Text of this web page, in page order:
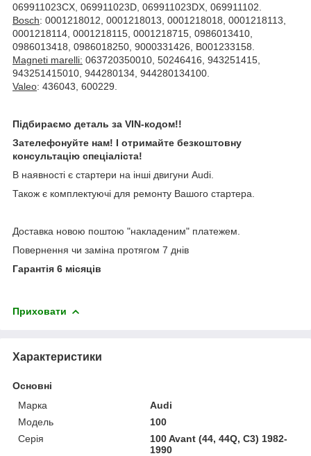
069911023CX, 069911023D, 069911023DX, 069911102.
Bosch: 0001218012, 0001218013, 0001218018, 0001218113,
0001218114, 0001218115, 0001218715, 0986013410,
0986013418, 0986018250, 9000331426, B001233158.
Magneti marelli: 063720350010, 50246416, 943251415,
943251415010, 944280134, 944280134100.
Valeo: 436043, 600229.
Підбираємо деталь за VIN-кодом!!
Зателефонуйте нам! І отримайте безкоштовну
консультацію спеціаліста!
В наявності є стартери на інші двигуни Audi.
Також є комплектуючі для ремонту Вашого стартера.
Доставка новою поштою "накладеним" платежем.
Повернення чи заміна протягом 7 днів
Гарантія 6 місяців
Приховати
Характеристики
Основні
Марка
Audi
Модель
100
Серія
100 Avant (44, 44Q, C3) 1982-
1990